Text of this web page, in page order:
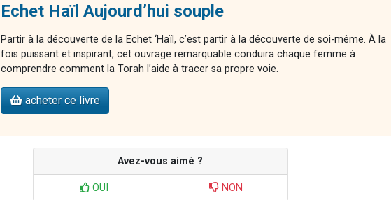
Echet Haïl Aujourd’hui souple
Partir à la découverte de la Echet ‘Haïl, c’est partir à la découverte de soi-même. À la
fois puissant et inspirant, cet ouvrage remarquable conduira chaque femme à
comprendre comment la Torah l’aide à tracer sa propre voie.
acheter ce livre
Avez-vous aimé ?
OUI NON